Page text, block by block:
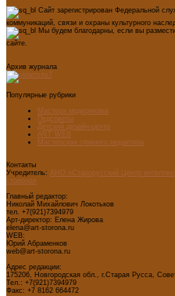
Сайт зарегистрирован Федеральной
коммуникаций, связи и охраны культурного
Мы будем благодарны, если вы
сайте.
Архив журнала
Популярные рубрики
Мастера модернизма
Педсоветы
Детский дизайн-центр
ART WEB
Мастерская главного редактора
Контакты
Учредитель: АНО «Старорусский Центр
сторона»
Главный редактор:
Николай Михайлович Локотьков
тел. +7(921)7394979
Арт-директор: Елена Жирова
elena@art-storona.ru
WEB:
Юрий Абраменков
web@art-storona.ru
Адрес редакции:
175206, Новгородская обл., г.Старая Русса,
Тел.: +7(921)7394979
Факс: +7 8162 664472